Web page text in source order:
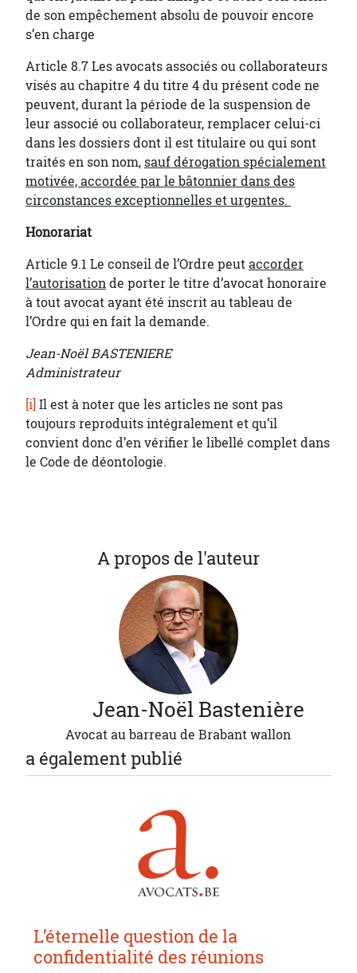
de son empêchement absolu de pouvoir encore
s’en charge
Article 8.7 Les avocats associés ou collaborateurs
visés au chapitre 4 du titre 4 du présent code ne
peuvent, durant la période de la suspension de
leur associé ou collaborateur, remplacer celui-ci
dans les dossiers dont il est titulaire ou qui sont
traités en son nom, sauf dérogation spécialement
motivée, accordée par le bâtonnier dans des
circonstances exceptionnelles et urgentes.
Honorariat
Article 9.1 Le conseil de l’Ordre peutaccorder
l’autorisationde porter le titre d’avocat honoraire
à tout avocat ayant été inscrit au tableau de
l’Ordre qui en fait la demande.
Jean-Noël BASTENIERE
Administrateur
[i] Il est à noter que les articles ne sont pas
toujours reproduits intégralement et qu’il
convient donc d’en vérifier le libellé complet dans
le Code de déontologie.
A propos de l'auteur
Jean-Noël Bastenière
Avocat au barreau de Brabant wallon
a également publié
L’éternelle question de la
confidentialité des réunions